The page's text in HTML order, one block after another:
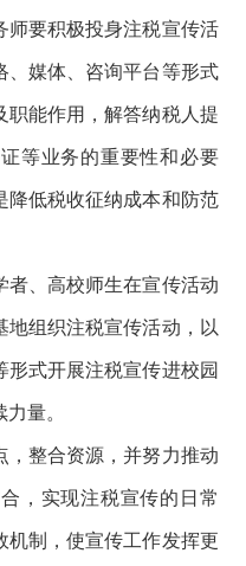
师要积极投身注税宣传活
、媒体、咨询平台等形式
能作用，解答纳税人提
等业务的重要性和必要
降低税收征纳成本和防范
者、高校师生在宣传活动
地组织注税宣传活动，以
式开展注税宣传进校园
量。
，整合资源，并努力推动
，实现注税宣传的日常
制，使宣传工作发挥更